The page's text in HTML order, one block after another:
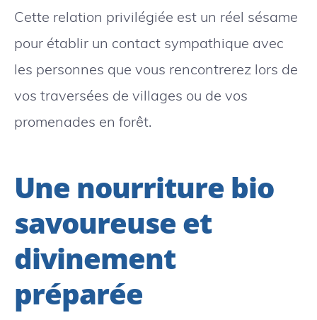
Cette relation privilégiée est un réel sésame
pour établir un contact sympathique avec
les personnes que vous rencontrerez lors de
vos traversées de villages ou de vos
promenades en forêt.
Une nourriture bio
savoureuse et
divinement
préparée